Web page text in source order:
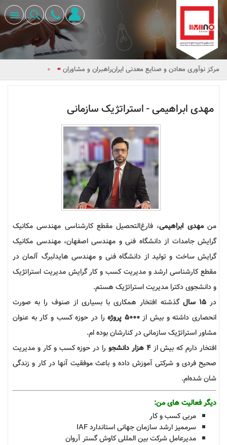
مرکز نوآوری معادن و صنایع معدنی ایرانراهبران و مشاوران
مهدی ابراهیمی - استراتژیک سازمانی
منمهدی ابراهیمی، فارغ‌التحصیل مقطع کارشناسی مهندسی مکانیک
گرایش جامدات از دانشگاه فنی و مهندسی اصفهان‌، مهندسی مکانیک
گرایش ساخت و تولید از دانشگاه فنی و مهندسی هایدلبرگ آلمان در
مقطع کارشناسی ارشد و مدیریت کسب و کار گرایش مدیریت استراتژیک
و دانشجوی دکترا مدیریت استراتژیک هستم.
در15 سال
گذشته افتخار همکاری با بسیاری از صنوف را به صورت
انحصاری داشته و بیش از5000 پروژهرا در حوزه کسب و کار به عنوان
مشاور استراتژیک سازمانی در کنارشان بوده ام.
افتخار دارم که بیش از4 هزار دانشجو
را در حوزه کسب و کار و مدیریت
صحیح فردی و شرکتی آموزش داده و باعث موفقیت آنها در کار و زندگی
شان شده‌ام.
دیگر فعالیت های من:
مربی کسب و کار
سرممیز ارشد سازمان جهانی استانداردIAF
مدیرعامل شرکت بین المللی کاوش گستر آروان